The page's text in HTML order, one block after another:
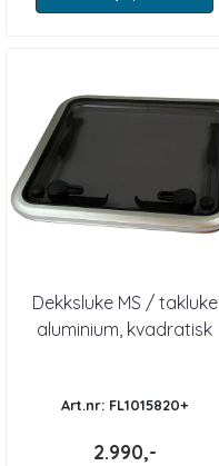
Dekksluke MS / takluke
aluminium, kvadratisk
Art.nr: FL1015820+
2.990,-